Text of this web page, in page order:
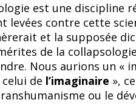
est une discipline
levées contre cette
et la supposée
de la
Nous aurions un «
de l’imaginaire »,
ou le